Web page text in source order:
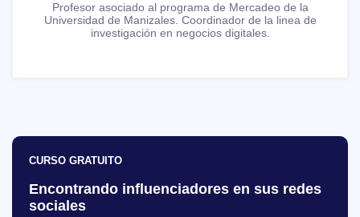
Profesor asociado al programa de Mercadeo de la
Universidad de Manizales. Coordinador de la linea de
investigación en negocios digitales.
CURSO GRATUITO
Encontrando influenciadores en sus redes
sociales